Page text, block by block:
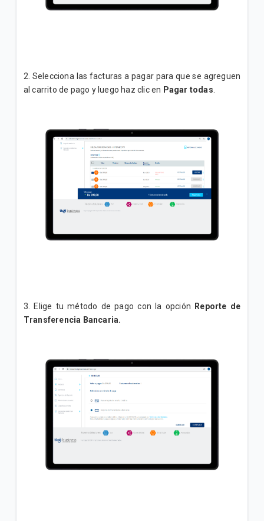
2. Selecciona las facturas a pagar para que se agreguen
al carrito de pago y luego haz clic en Pagar todas.
3. Elige tu método de pago con la opción
Reporte de
Transferencia Bancaria.